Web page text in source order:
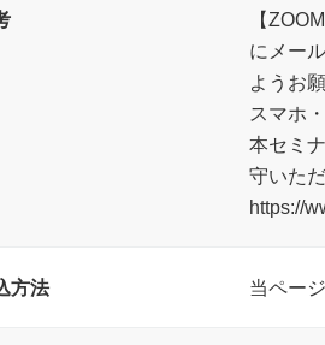
【
にメー
ようお
スマホ
本セミ
守いた
https://
方法 当ペー